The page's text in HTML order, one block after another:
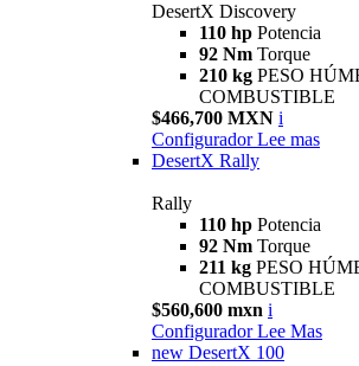
DesertX Discovery
110 hp Potencia
92 Nm Torque
210 kg PESO
COMBUSTIBLE
$466,700 MXN i
Configurador Lee mas
DesertX Rally
Rally
110 hp Potencia
92 Nm Torque
211 kg PESO
COMBUSTIBLE
$560,600 mxn i
Configurador Lee Mas
new DesertX 100